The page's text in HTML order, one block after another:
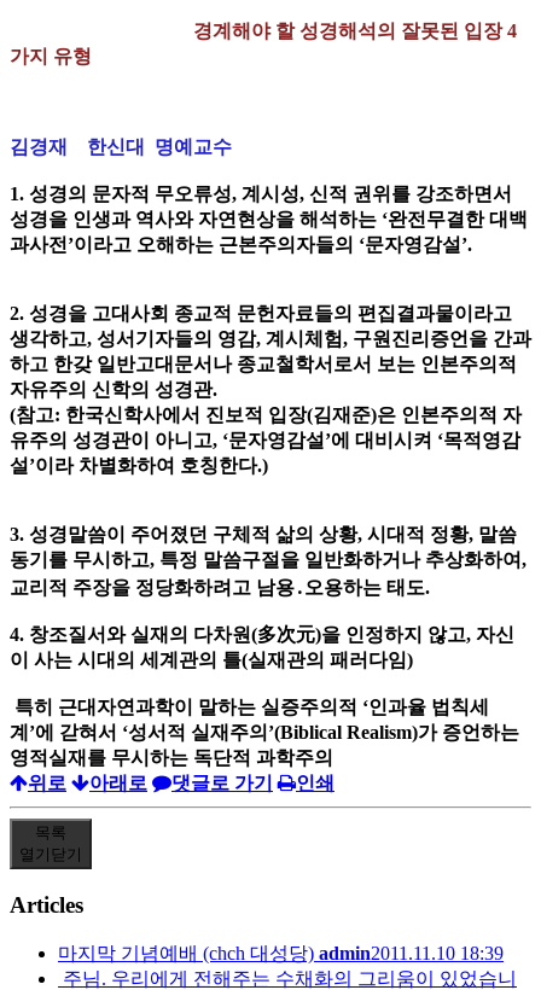
경계해야 할 성경해석의 잘못된 입장 4
가지 유형
김경재 한신대 명예교수
1. 성경의 문자적 무오류성, 계시성, 신적 권위를 강조하면서
성경을 인생과 역사와 자연현상을 해석하는 ‘완전무결한 대백
과사전’이라고 오해하는 근본주의자들의 ‘문자영감설’.
2. 성경을 고대사회 종교적 문헌자료들의 편집결과물이라고
생각하고, 성서기자들의 영감, 계시체험, 구원진리증언을 간과
하고 한갖 일반고대문서나 종교철학서로서 보는 인본주의적
자유주의 신학의 성경관.
(참고: 한국신학사에서 진보적 입장(김재준)은 인본주의적 자
유주의 성경관이 아니고, ‘문자영감설’에 대비시켜 ‘목적영감
설’이라 차별화하여 호칭한다.)
3. 성경말씀이 주어졌던 구체적 삶의 상황, 시대적 정황, 말씀
동기를 무시하고, 특정 말씀구절을 일반화하거나 추상화하여,
교리적 주장을 정당화하려고 남용․오용하는 태도.
4. 창조질서와 실재의 다차원(多次元)을 인정하지 않고, 자신
이 사는 시대의 세계관의 틀(실재관의 패러다임)
특히 근대자연과학이 말하는 실증주의적 ‘인과율 법칙세
계’에 갇혀서 ‘성서적 실재주의’(Biblical Realism)가 증언하는
영적실재를 무시하는 독단적 과학주의
위로
아래로 댓글로 가기 인쇄
목록
열기 닫기
Articles
마지막 기념예배 (chch 대성당) admin2011.11.10 18:39
주님. 우리에게 전해주는 수채화의 그리움이 있었습니